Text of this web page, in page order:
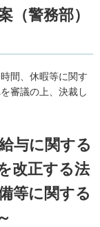
（警務部）
間、休暇等に関す
審議の上、決裁し
与に関する
改正する法
等に関する